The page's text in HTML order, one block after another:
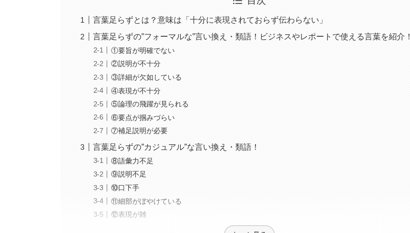
言葉足らずとは？意味は「十分に表現されておらず伝わらない」
言葉足らずの”フォーマルな”言い換え・類語！ビジネスやレポートで使える言葉を紹介！
①要旨が明確でない
②説明が不十分
③詳細が欠如している
④表現が不十分
⑤論理の飛躍が見られる
⑥要点が掴みづらい
⑦補足説明が必要
言葉足らずの”カジュアル”な言い換え・類語！
⑧語彙力不足
⑨説明不足
⑩口下手
⑪細部がぼやけている
⑫表現が雑